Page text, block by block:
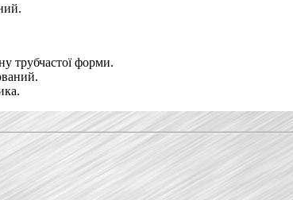
трубчастої форми.